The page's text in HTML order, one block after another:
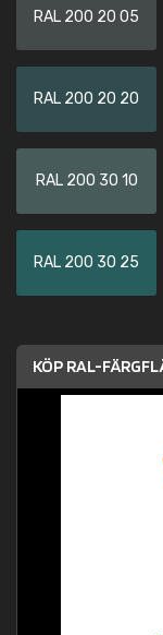
RAL 200 20 05
RAL 200 20 20
RAL 200 30 10
RAL 200 30 25
KÖP RAL-